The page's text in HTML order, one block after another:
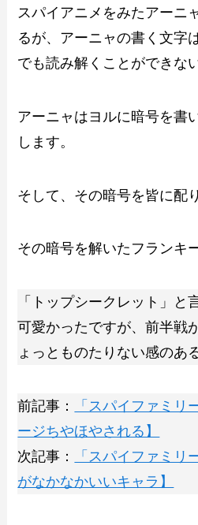
スパイアニメをみたアーニ
るが、アーニャの書く文字
でも読み解くことができな
アーニャはヨルに暗号を書
します。
そして、その暗号を皆に配
その暗号を解いたフランキ
「トップシークレット」と
可愛かったですが、前半戦
ょっとものたりない感のあ
前記事：
「スパイファミリ
ージちやほやされる】
次記事：
「スパイファミリ
がなかなかいいキャラ】